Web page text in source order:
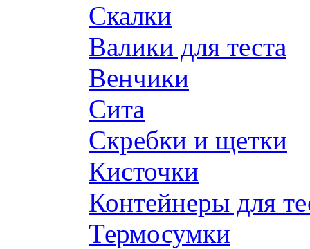
Скалки
Валики для теста
Венчики
Сита
Скребки и щетки
Кисточки
Контейнеры для
Термосумки